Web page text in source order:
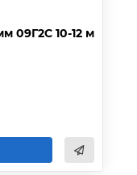
09Г2С 10-12 м